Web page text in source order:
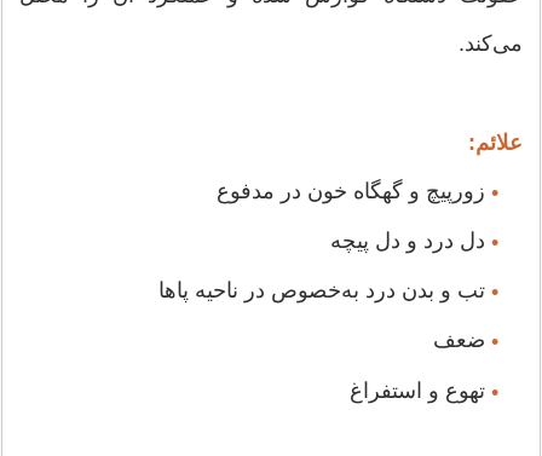
می‌کند.
علائم:
•زورپیچ و گهگاه خون در مدفوع
•دل درد و دل پیچه
•تب و بدن درد به‌خصوص در ناحیه پاها
•ضعف
•تهوع و استفراغ